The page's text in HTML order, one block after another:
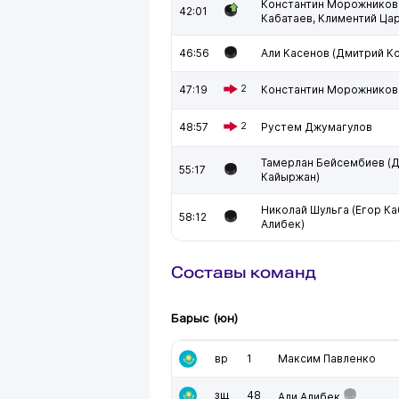
42:01
Константин
Кабатаев, Климентий
46:56 Али Касенов (Дмитрий
47:19 2 Константин Морожников
48:57 2 Рустем Джумагулов
55:17
Тамерлан Бейсембиев
Кайыржан)
58:12
Николай Шульга (Егор
Алибек)
Составы команд
Барыс (юн)
вр 1 Максим Павленко
зщ 48